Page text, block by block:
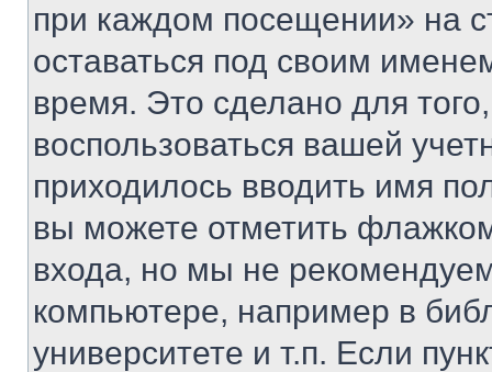
при каждом посещении» на
оставаться под своим
время. Это сделано для
воспользоваться вашей
приходилось вводить имя
вы можете отметить
входа, но мы не
компьютере, например в
университете и т.п. Если